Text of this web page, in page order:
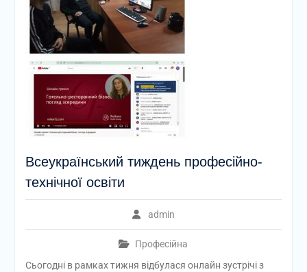
Всеукраїнський тиждень професійнo-
технічної освіти
admin
Професійна
Сьогодні в рамках тижня відбулася онлайн зустрічі з